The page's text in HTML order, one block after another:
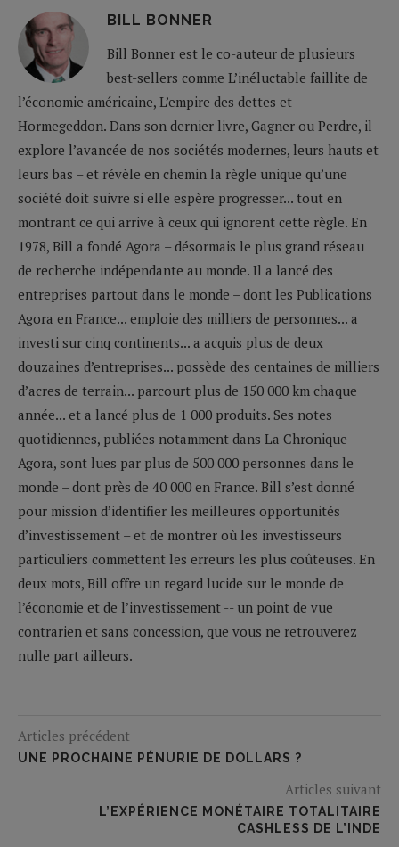
BILL BONNER
Bill Bonner est le co-auteur de plusieurs
best-sellers comme L’inéluctable faillite de
l’économie américaine, L’empire des dettes et
Hormegeddon. Dans son dernier livre, Gagner ou Perdre, il
explore l’avancée de nos sociétés modernes, leurs hauts et
leurs bas – et révèle en chemin la règle unique qu’une
société doit suivre si elle espère progresser... tout en
montrant ce qui arrive à ceux qui ignorent cette règle. En
1978, Bill a fondé Agora – désormais le plus grand réseau
de recherche indépendante au monde. Il a lancé des
entreprises partout dans le monde – dont les Publications
Agora en France... emploie des milliers de personnes... a
investi sur cinq continents... a acquis plus de deux
douzaines d’entreprises... possède des centaines de milliers
d’acres de terrain... parcourt plus de 150 000 km chaque
année... et a lancé plus de 1 000 produits. Ses notes
quotidiennes, publiées notamment dans La Chronique
Agora, sont lues par plus de 500 000 personnes dans le
monde – dont près de 40 000 en France. Bill s’est donné
pour mission d’identifier les meilleures opportunités
d’investissement – et de montrer où les investisseurs
particuliers commettent les erreurs les plus coûteuses. En
deux mots, Bill offre un regard lucide sur le monde de
l’économie et de l’investissement -- un point de vue
contrarien et sans concession, que vous ne retrouverez
nulle part ailleurs.
Articles précédent
UNE PROCHAINE PÉNURIE DE DOLLARS ?
Articles suivant
L’EXPÉRIENCE MONÉTAIRE TOTALITAIRE
CASHLESS DE L’INDE